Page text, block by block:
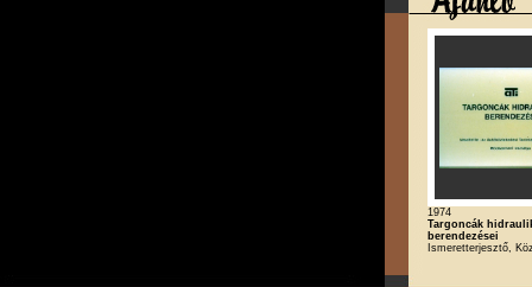
1974
Targoncák
berendezései
Ismeretterjesztő,